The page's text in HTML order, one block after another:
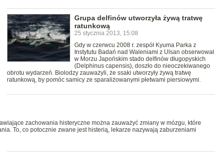
Grupa delfinów utworzyła żywą tratwę
ratunkową
25 stycznia 2013, 15:08
Gdy w czerwcu 2008 r. zespół Kyuma Parka z
Instytutu Badań nad Waleniami z Ulsan obserwował
w Morzu Japońskim stado delfinów długopyskich
(Delphinus capensis), doszło do nieoczekiwanego
obrotu wydarzeń. Biolodzy zauważyli, że ssaki utworzyły żywą tratwę
ratunkową, by pomóc samicy ze sparaliżowanymi płetwami piersiowymi.
zachowania histeryczne można zauważyć zmiany w mózgu, które
To, co potocznie zwane jest histerią, lekarze nazywają zaburzeniami